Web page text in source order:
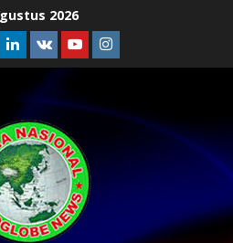
2026
Linkedin
VK YoutubeInstagram